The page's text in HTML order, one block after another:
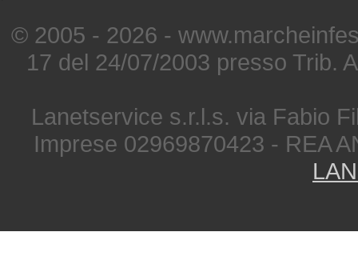
© 2005 - 2026 -
17 del 24/07/2003 presso Trib.
Lanetservice s.r.l.s. via Fabio
Imprese 02969870423 - REA